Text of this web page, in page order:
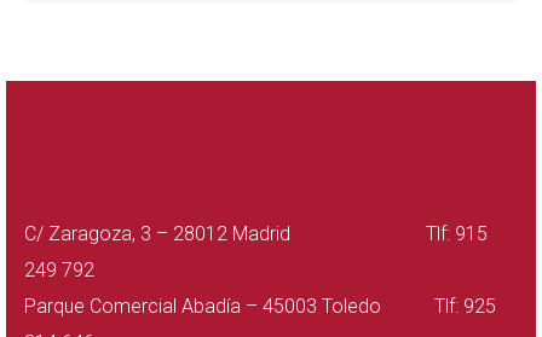
C/ Zaragoza, 3 – 28012 Madrid Tlf: 915
249 792
Parque Comercial Abadía – 45003 Toledo Tlf: 925